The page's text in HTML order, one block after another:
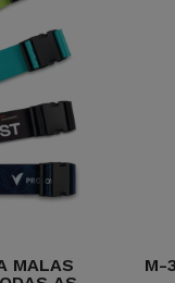
MALAS
M-